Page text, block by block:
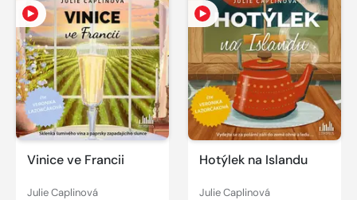
Vinice ve Francii
Julie Caplinová
Hotýlek na Islandu
Julie Caplinová